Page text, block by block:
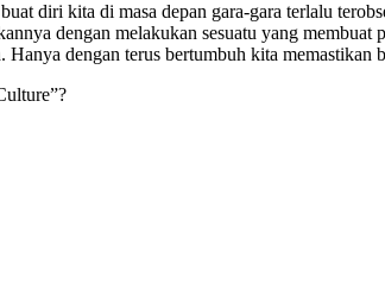
diri kita di masa depan gara-gara terlalu
dengan melakukan sesuatu yang
dengan terus bertumbuh kita memastikan